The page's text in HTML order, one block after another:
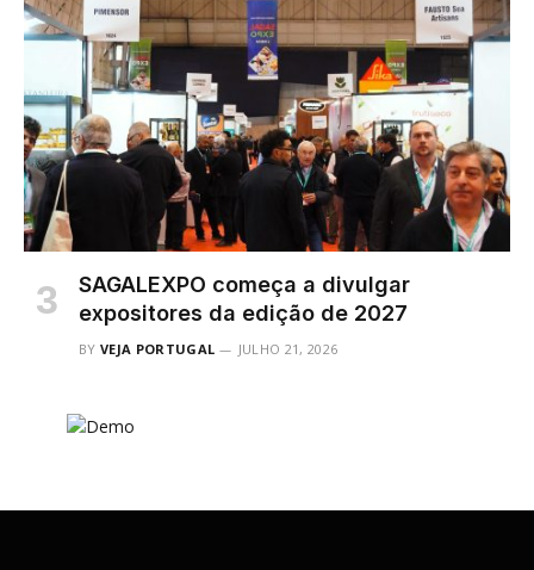
SAGALEXPO começa a divulgar
expositores da edição de 2027
BY VEJA PORTUGAL JULHO 21, 2026